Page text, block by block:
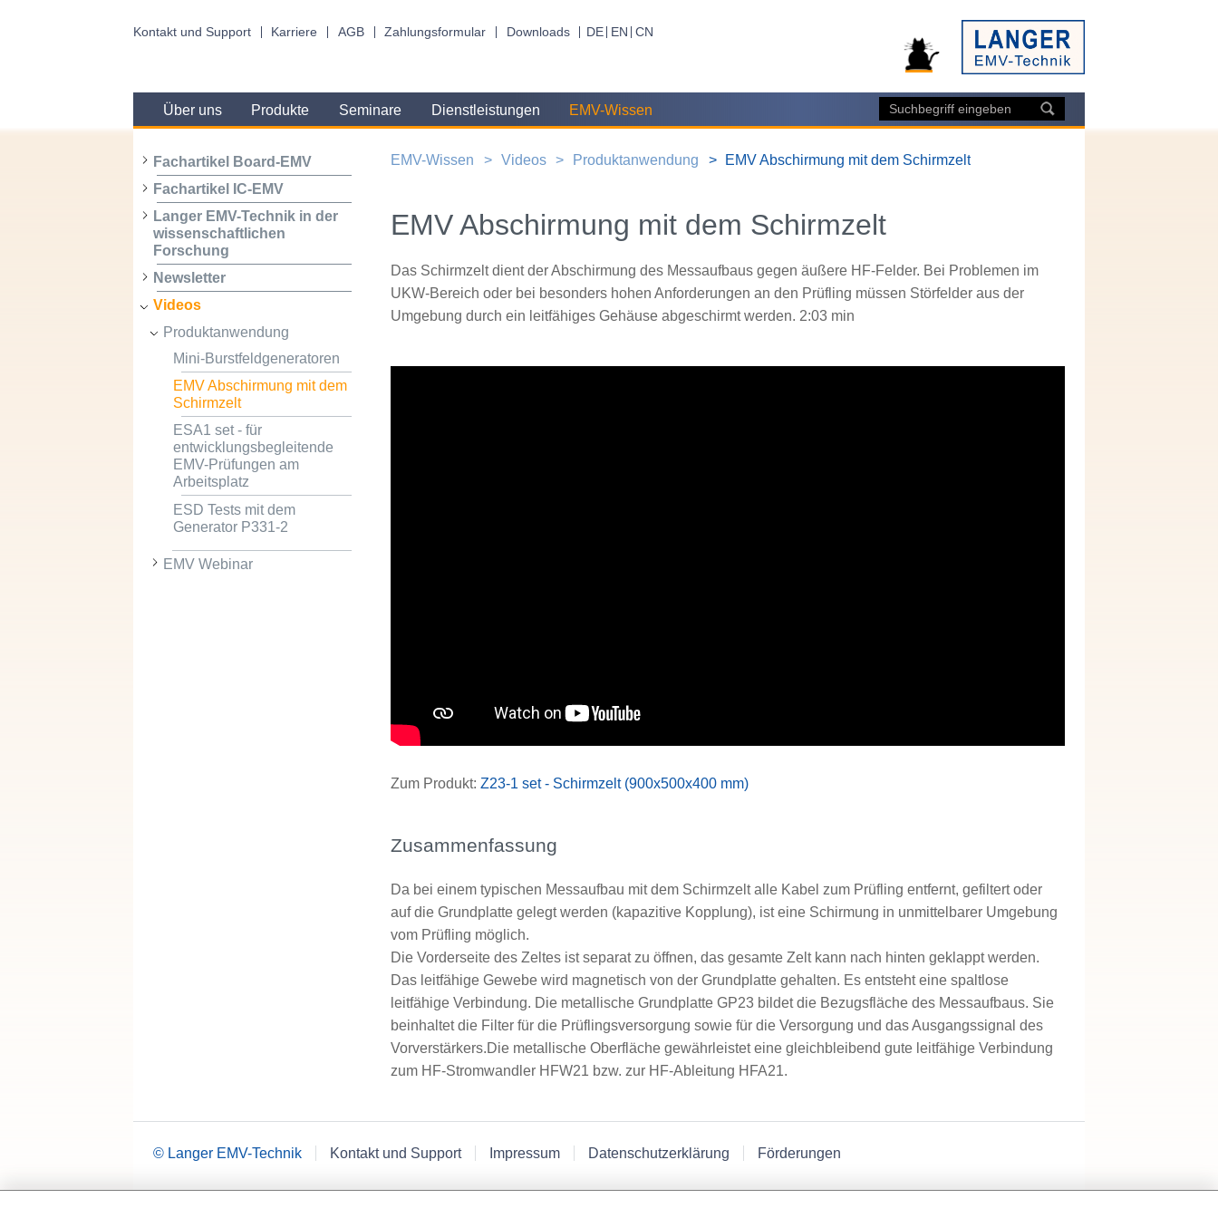
Kontakt und Support Karriere AGB Zahlungsformular Downloads DE EN CN
Über uns Produkte Seminare Dienstleistungen EMV-Wissen
Fachartikel Board-EMV
Fachartikel IC-EMV
Langer EMV-Technik in der
wissenschaftlichen
Forschung
Newsletter
Videos
Produktanwendung
Mini-Burstfeldgeneratoren
EMV Abschirmung mit dem
Schirmzelt
ESA1 set - für
entwicklungsbegleitende
EMV-Prüfungen am
Arbeitsplatz
ESD Tests mit dem
Generator P331-2
EMV Webinar
EMV-Wissen Videos Produktanwendung EMV Abschirmung mit dem Schirmzelt
EMV Abschirmung mit dem Schirmzelt
Das Schirmzelt dient der Abschirmung des Messaufbaus gegen äußere HF-Felder. Bei Problemen im
UKW-Bereich oder bei besonders hohen Anforderungen an den Prüfling müssen Störfelder aus der
Umgebung durch ein leitfähiges Gehäuse abgeschirmt werden. 2:03 min
Zum Produkt:Z23-1 set - Schirmzelt (900x500x400 mm)
Zusammenfassung
Da bei einem typischen Messaufbau mit dem Schirmzelt alle Kabel zum Prüfling entfernt, gefiltert oder
auf die Grundplatte gelegt werden (kapazitive Kopplung), ist eine Schirmung in unmittelbarer Umgebung
vom Prüfling möglich.
Die Vorderseite des Zeltes ist separat zu öffnen, das gesamte Zelt kann nach hinten geklappt werden.
Das leitfähige Gewebe wird magnetisch von der Grundplatte gehalten. Es entsteht eine spaltlose
leitfähige Verbindung. Die metallische Grundplatte GP23 bildet die Bezugsfläche des Messaufbaus. Sie
beinhaltet die Filter für die Prüflingsversorgung sowie für die Versorgung und das Ausgangssignal des
Vorverstärkers.Die metallische Oberfläche gewährleistet eine gleichbleibend gute leitfähige Verbindung
zum HF-Stromwandler HFW21 bzw. zur HF-Ableitung HFA21.
© Langer EMV-Technik Kontakt und Support Impressum Datenschutzerklärung Förderungen